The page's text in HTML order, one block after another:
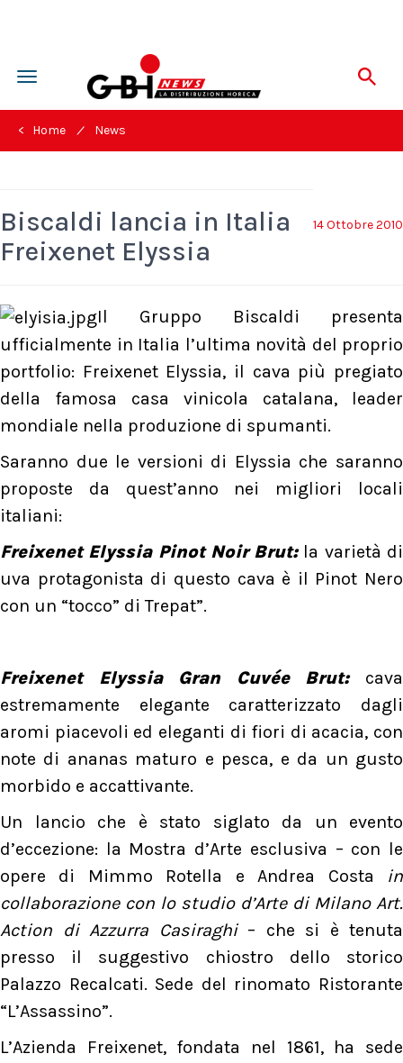
Toggle
navigation
< Home / News
14 Ottobre 2010
Biscaldi lancia in Italia
Freixenet Elyssia
Il Gruppo Biscaldi presenta
ufficialmente in Italia l’ultima novità del proprio
portfolio: Freixenet Elyssia, il cava più pregiato
della famosa casa vinicola catalana, leader
mondiale nella produzione di spumanti.
Saranno due le versioni di Elyssia che saranno
proposte da quest’anno nei migliori locali
italiani:
Freixenet Elyssia Pinot Noir Brut: la varietà di
uva protagonista di questo cava è il Pinot Nero
con un “tocco” di Trepat”.
Freixenet Elyssia Gran Cuvée Brut:
cava
estremamente elegante caratterizzato dagli
aromi piacevoli ed eleganti di fiori di acacia, con
note di ananas maturo e pesca, e da un gusto
morbido e accattivante.
Un lancio che è stato siglato da un evento
d’eccezione: la Mostra d’Arte esclusiva – con le
opere di Mimmo Rotella e Andrea Costa in
collaborazione con lo studio d’Arte di Milano Art.
Action di Azzurra Casiraghi – che si è tenuta
presso il suggestivo chiostro dello storico
Palazzo Recalcati. Sede del rinomato Ristorante
“L’Assassino”.
L’Azienda Freixenet, fondata nel 1861, ha sede